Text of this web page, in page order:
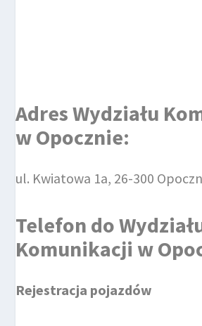
Adres Wydziału
w Opocznie:
ul. Kwiatowa 1a, 26-300
Telefon do
Komunikacji w
Rejestracja pojazdów